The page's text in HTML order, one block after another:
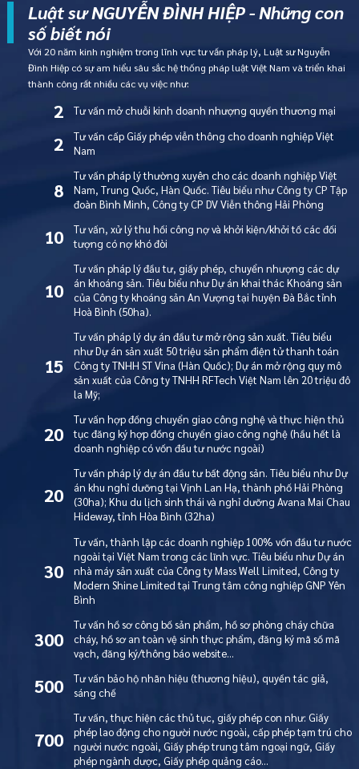
Luật sư NGUYỄN ĐÌNH HIỆP - Những con
số biết nói
Với 20 năm kinh nghiệm trong lĩnh vực tư vấn pháp lý, Luật sư Nguyễn
Đình Hiệp có sự am hiểu sâu sắc hệ thống pháp luật Việt Nam và triển khai
thành công rất nhiều các vụ việc như:
2 Tư vấn mở chuỗi kinh doanh nhượng quyền thương mại
2
Tư vấn cấp Giấy phép viễn thông cho doanh nghiệp Việt
Nam
8
Tư vấn pháp lý thường xuyên cho các doanh nghiệp Việt
Nam, Trung Quốc, Hàn Quốc. Tiêu biểu như Công ty CP Tập
đoàn Bình Minh, Công ty CP DV Viễn thông Hải Phòng
10
Tư vấn, xử lý thu hồi công nợ và khởi kiện/khởi tố các đối
tượng có nợ khó đòi
10
Tư vấn pháp lý đầu tư, giấy phép, chuyển nhượng các dự
án khoáng sản. Tiêu biểu như Dự án khai thác Khoáng sản
của Công ty khoáng sản An Vượng tại huyện Đà Bắc tỉnh
Hoà Bình (50ha).
15
Tư vấn pháp lý dự án đầu tư mở rộng sản xuất. Tiêu biểu
như Dự án sản xuất 50 triệu sản phẩm điện tử thanh toán
Công ty TNHH ST Vina (Hàn Quốc); Dự án mở rộng quy mô
sản xuất của Công ty TNHH RFTech Việt Nam lên 20 triệu đô
la Mỹ;
20
Tư vấn hợp đồng chuyển giao công nghệ và thực hiện thủ
tục đăng ký hợp đồng chuyển giao công nghệ (hầu hết là
doanh nghiệp có vốn đầu tư nước ngoài)
20
Tư vấn pháp lý dự án đầu tư bất động sản. Tiêu biểu như Dự
án khu nghỉ dưỡng tại Vịnh Lan Hạ, thành phố Hải Phòng
(30ha); Khu du lịch sinh thái và nghỉ dưỡng Avana Mai Chau
Hideway, tỉnh Hòa Bình (32ha)
30
Tư vấn, thành lập các doanh nghiệp 100% vốn đầu tư nước
ngoài tại Việt Nam trong các lĩnh vực. Tiêu biểu như Dự án
nhà máy sản xuất của Công ty Mass Well Limited, Công ty
Modern Shine Limited tại Trung tâm công nghiệp GNP Yên
Bình
300
Tư vấn hồ sơ công bố sản phẩm, hồ sơ phòng cháy chữa
cháy, hồ sơ an toàn vệ sinh thực phẩm, đăng ký mã số mã
vạch, đăng ký/thông báo website…
500
Tư vấn bảo hộ nhãn hiệu (thương hiệu), quyền tác giả,
sáng chế
700
Tư vấn, thực hiện các thủ tục, giấy phép con như: Giấy
phép lao động cho người nước ngoài, cấp phép tạm trú cho
người nước ngoài, Giấy phép trung tâm ngoại ngữ, Giấy
phép ngành dược, Giấy phép quảng cáo…
n miễn phíngay Chat vớilu ật sư